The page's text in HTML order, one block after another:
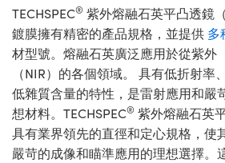
TECHSPEC® 紫外熔融石英平凸透鏡
鍍膜擁有精密的產品規格，並提供 多
材型號。熔融石英廣泛應用於從紫外
（NIR）的各個領域。 具有低折射率
低雜質含量的特性，是雷射應用和嚴
想材料。TECHSPEC® 紫外熔融石英
具有業界領先的直徑和定心規格，使
嚴苛的成像和瞄準應用的理想選擇。